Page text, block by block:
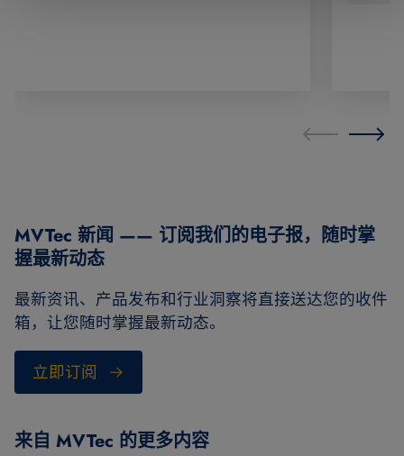
MVTec 新闻 —— 订阅我们的电子报，随时掌
握最新动态
最新资讯、产品发布和行业洞察将直接送达您的收件
箱，让您随时掌握最新动态。
立即订阅
来自 MVTec 的更多内容